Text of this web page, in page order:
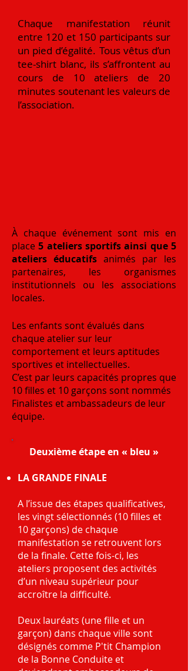
Chaque manifestation réunit
entre 120 et 150 participants sur
un pied d’égalité. Tous vêtus d’un
tee-shirt blanc, ils s’affrontent au
cours de 10 ateliers de 20
minutes soutenant les valeurs de
l’association.
À chaque événement sont mis en
place 5 ateliers sportifs ainsi que 5
ateliers éducatifs animés par les
partenaires, les organismes
institutionnels ou les associations
locales.
Les enfants sont évalués dans
chaque atelier sur leur
comportement et leurs aptitudes
sportives et intellectuelles.
C’est par leurs capacités propres que
10 filles et 10 garçons sont nommés
Finalistes et ambassadeurs de leur
équipe.
Deuxième étape en « bleu »
LA GRANDE FINALE
A l’issue des étapes qualificatives,
les vingt sélectionnés (10 filles et
10 garçons) de chaque
manifestation se retrouvent lors
de la finale. Cette fois-ci, les
ateliers proposent des activités
d’un niveau supérieur pour
accroître la difficulté.
Deux lauréats (une fille et un
garçon) dans chaque ville sont
désignés comme P'tit Champion
de la Bonne Conduite et